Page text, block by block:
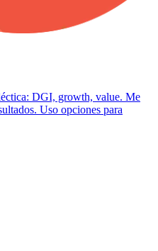
DGI, growth, value. Me
Uso opciones para